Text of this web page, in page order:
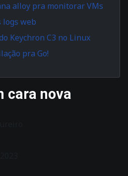
alloy pra monitorar VMs
logs web
Keychron C3 no Linux
pra Go!
cara nova